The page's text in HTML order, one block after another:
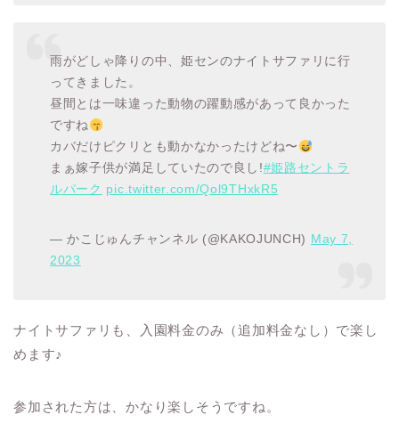
雨がどしゃ降りの中、姫センのナイトサファリに行
ってきました。
昼間とは一味違った動物の躍動感があって良かった
ですね
カバだけピクリとも動かなかったけどね〜
まぁ嫁子供が満足していたので良し!#姫路セントラ
ルパーク pic.twitter.com/Qol9THxkR5
— かこじゅんチャンネル (@KAKOJUNCH) May 7,
2023
ナイトサファリも、入園料金のみ（追加料金なし）で楽し
めます♪
参加された方は、かなり楽しそうですね。